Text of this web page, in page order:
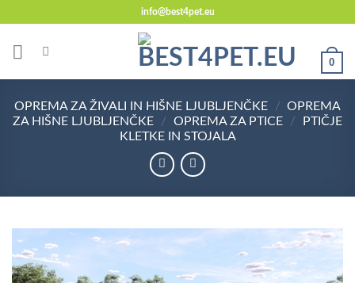
vsebino
info@best4pet.eu
0
OPREMA ZA ŽIVALI IN HIŠNE LJUBLJENČKE / OPREMA
ZA HIŠNE LJUBLJENČKE
/ OPREMA ZA PTICE /
PTIČJE
KLETKE IN STOJALA